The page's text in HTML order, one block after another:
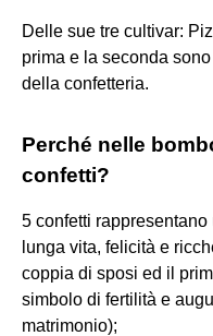
Delle sue tre cultivar:
prima e la seconda
della confetteria.
Perché nelle
confetti?
5 confetti
lunga vita, felicità e
coppia di sposi ed il
simbolo di fertilità e
matrimonio);